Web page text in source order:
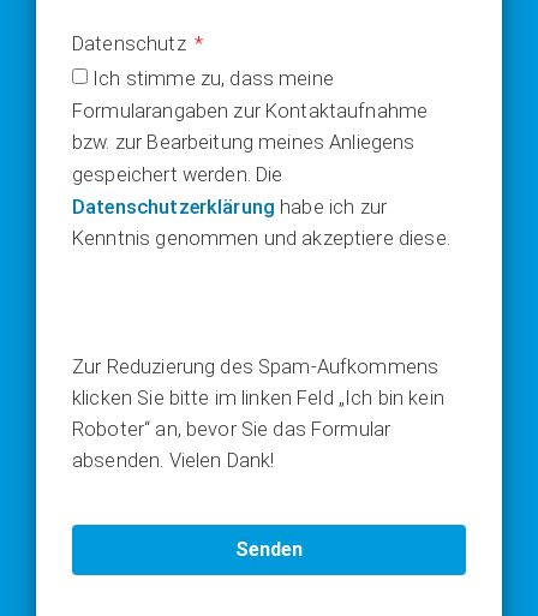
Datenschutz
Ich stimme zu, dass meine
Formularangaben zur Kontaktaufnahme
bzw. zur Bearbeitung meines Anliegens
gespeichert werden. Die
Datenschutzerklärung habe ich zur
Kenntnis genommen und akzeptiere diese.
Zur Reduzierung des Spam-Aufkommens
klicken Sie bitte im linken Feld „Ich bin kein
Roboter“ an, bevor Sie das Formular
absenden. Vielen Dank!
Senden